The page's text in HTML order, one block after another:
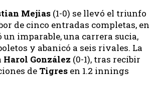
Mejias (1-0) se llevó el triunfo
de cinco entradas completas, en
imparable, una carrera sucia,
y abanicó a seis rivales. La
Harol González (0-1), tras recibir
de Tigres en 1.2 innings